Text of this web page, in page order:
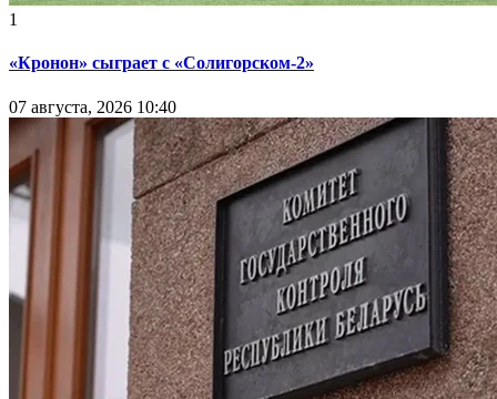
1
«Кронон» сыграет с «Солигорском-2»
07 августа, 2026 10:40